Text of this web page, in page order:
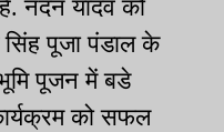
नंदन यादव को
सिंह पूजा पंडाल के
पूजन में बडे
को सफल